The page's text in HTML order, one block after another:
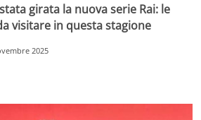
girata la nuova serie Rai: le
visitare in questa stagione
2025